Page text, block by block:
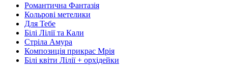
Романтична Фантазія
Кольрові метелики
Для Тебе
Білі Лілії та Кали
Стріла Амура
Композиція прикрас Мрія
Білі квіти Лілії + орхідейки